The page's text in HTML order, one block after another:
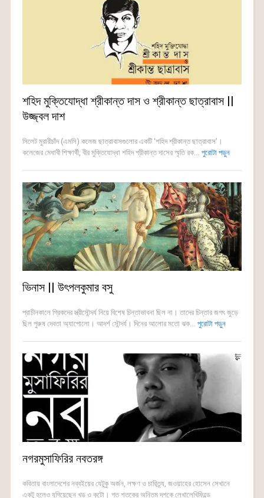
শহিদ মুক্তিযোদ্ধা শ্রীকান্ত দাস ও শ্রীকান্ত ছাত্রাবাস ||
উজ্জ্বল দাশ
সিলেট মুরারীচাঁদ (এমসি) কলেজ ছাত্রাবাসগুলোর একটি ‘শহিদ শ্রীকান্ত ছাত্রাবাস’।
কলেজের মেধাবী শিক্ষার্থী, বীর মুক্তিযোদ্ধা শহিদ শ্রীকান্ত দাসের স্মৃতি রক... পুরোটা পড়ুন
ভিনাস || উৎপলকুমার বসু
প্রাচীনকালে গ্রিকদের স্ত্রীসৌন্দর্য নিয়ে বিশেষ চিন্তাভাবনা ছিল না। তাদের চিন্তার জগৎ জুড়ে
ছিল পুরুষ দেবতা অ্যাপোলো। আদর্শ সৌন্দর্য। দিনের আলোর মতো ঝক... পুরোটা পড়ুন
নগরমুসাফিরির নবতরঙ্গ
কবিতায় বাংলাদেশের নব্বইয়ের যেটুকু অর্জন, লক্ষণ ও চারিত্র্য, জওয়াহের হোসেন সেখানে
একটু হলেও যুগিয়েছেন খড় ও কুটো। গত শতকের অন্তিম দশকে লেখালেখিফিল্ডে